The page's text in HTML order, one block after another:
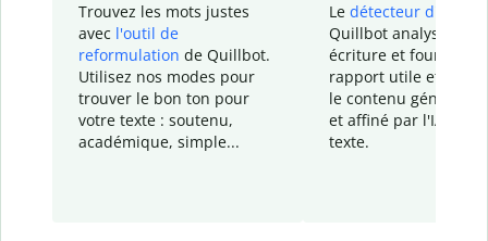
Trouvez les mots justes
avec l'outil de
reformulation de Quillbot.
Utilisez nos modes pour
trouver le bon ton pour
votre texte : soutenu,
académique, simple...
Le détecteur d'IA
Quillbot analyse votre
écriture et fournit un
rapport utile et
le contenu généré
et affiné par l'IA
texte.